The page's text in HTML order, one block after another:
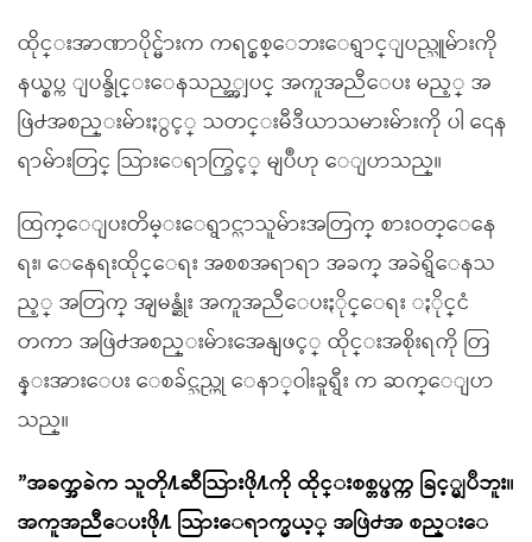
ထိုင္းအာဏာပိုင္မ်ားက ကရင္စစ္ေဘးေရွာင္ျပည္သူမ်ားကို
နယ္စပ္က ျပန္ခိုင္းေနသည့္အျပင္ အကူအညီေပး မည့္ အ
ဖြဲ႕အစည္းမ်ားႏွင့္ သတင္းမီဒီယာသမားမ်ားကို ပါ ၎ေန
ရာမ်ားတြင္ သြားေရာက္ခြင့္ မျပဳဟု ေျပာသည္။
ထြက္ေျပးတိမ္းေရွာင္လာသူမ်ားအတြက္ စားဝတ္ေနေ
ရး၊ ေနေရးထိုင္ေရး အစစအရာရာ အခက္ အခဲရွိေနသ
ည့္ အတြက္ အျမန္ဆုံး အကူအညီေပးႏိုင္ေရး ႏိုင္ငံ
တကာ အဖြဲ႕အစည္းမ်ားအေနျဖင့္ ထိုင္းအစိုးရကို တြ
န္းအားေပး ေစခ်င္သည္ဟု ေနာ္ဝါးခူရွီး က ဆက္ေျပာ
သည္။
”အခက္အခဲက သူတို႔ဆီသြားဖို႔ကို ထိုင္းစစ္တပ္ဖက္က ခြင့္မျပဳဘူး။
အကူအညီေပးဖို႔ သြားေရာက္မယ့္ အဖြဲ႕အ စည္းေ